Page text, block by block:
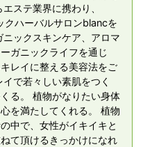
ステ業界に携わり、
クハーバルサロンblancを
ックスキンケア、アロマ
ガニックライフを通じ
レイに整える美容法をご
で若々しい素肌をつく
る。 植物がなりたい身体
を満たしてくれる。 植物
中で、女性がイキイキと
て頂けるきっかけになれ